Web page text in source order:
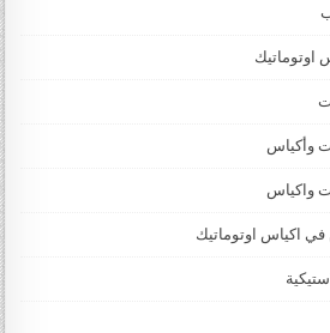
اوتوماتيك
وأكياس
واكياس
في اكياس اوتوماتيك